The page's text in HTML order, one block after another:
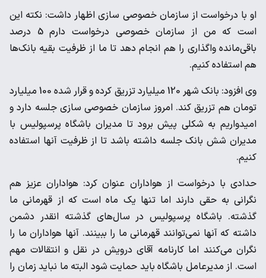
او با درخواست از سازمان خصوصی سازی اظهار داشت: نکته این
است که من از سازمان خصوصی درخواست دارم 5 درصد
باقی‌مانده واگذاری را هم انجام دهد تا ما از ظرفیت بقیه بانک‌ها
هم استفاده کنیم.
وی افزود: بانک شهر 120 میلیارد تزریق کرده و قرار شده 100 میلیارد
تومان هم تزریق کند. امروز سازمان خصوصی سازی جلسه دارد و
امیدواریم به شکلی پیش برود تا مدیران باشگاه پرسپولیس با
مدیران شش بانک جلسه داشته باشد تا از ظرفیت آنها استفاده
کنیم.
حدادی با درخواست از هواداران عنوان کرد: هواداران عزیز هم
نگرانی به حقی دارند اما تنها یک ماه است که از قهرمانی ما
گذشته. باشگاه پرسپولیس در سال‌های گذشته انقدر دشمن
داشته که آنها نمی‌توانند قهرمانی ما را ببینند. آنها هواداران ما را
نگران می‌کنند اما کارنامه آقای درویش در نقل و انتقالات مهم
است. از مدیرعامل باشگاه باید حمایت شود البته ما نباید زمان را